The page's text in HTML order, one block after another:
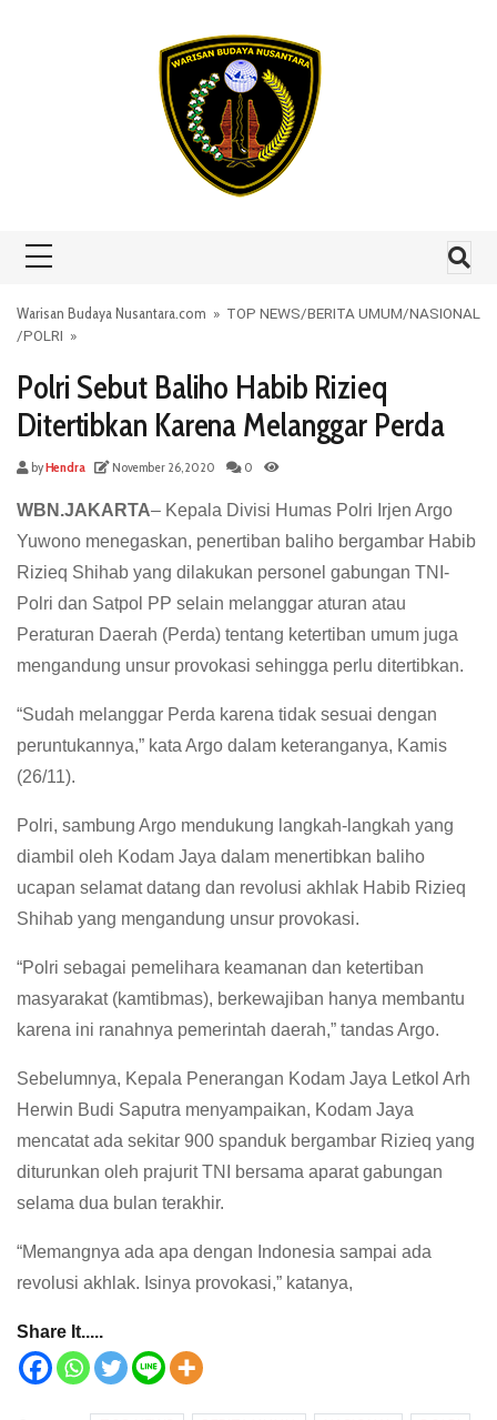
Warisan Budaya Nusantara.com » TOP NEWS/BERITA UMUM/NASIONAL
/POLRI »
Polri Sebut Baliho Habib Rizieq
Ditertibkan Karena Melanggar Perda
byHendra November 26, 2020 0
WBN.JAKARTA– Kepala Divisi Humas Polri Irjen Argo
Yuwono menegaskan, penertiban baliho bergambar Habib
Rizieq Shihab yang dilakukan personel gabungan TNI-
Polri dan Satpol PP selain melanggar aturan atau
Peraturan Daerah (Perda) tentang ketertiban umum juga
mengandung unsur provokasi sehingga perlu ditertibkan.
“Sudah melanggar Perda karena tidak sesuai dengan
peruntukannya,” kata Argo dalam keteranganya, Kamis
(26/11).
Polri, sambung Argo mendukung langkah-langkah yang
diambil oleh Kodam Jaya dalam menertibkan baliho
ucapan selamat datang dan revolusi akhlak Habib Rizieq
Shihab yang mengandung unsur provokasi.
“Polri sebagai pemelihara keamanan dan ketertiban
masyarakat (kamtibmas), berkewajiban hanya membantu
karena ini ranahnya pemerintah daerah,” tandas Argo.
Sebelumnya, Kepala Penerangan Kodam Jaya Letkol Arh
Herwin Budi Saputra menyampaikan, Kodam Jaya
mencatat ada sekitar 900 spanduk bergambar Rizieq yang
diturunkan oleh prajurit TNI bersama aparat gabungan
selama dua bulan terakhir.
“Memangnya ada apa dengan Indonesia sampai ada
revolusi akhlak. Isinya provokasi,” katanya,
Share It.....